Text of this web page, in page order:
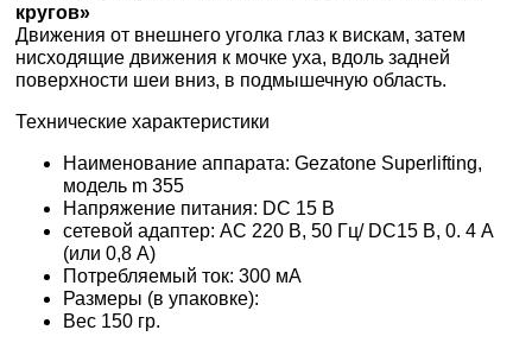
кругов»
Движения от внешнего уголка глаз к вискам, затем
нисходящие движения к мочке уха, вдоль задней
поверхности шеи вниз, в подмышечную область.
Технические характеристики
Наименование аппарата: Gezatone Superlifting,
модель m 355
Напряжение питания: DC 15 В
сетевой адаптер: АС 220 В, 50 Гц/ DC15 В, 0. 4 А
(или 0,8 А)
Потребляемый ток: 300 мА
Размеры (в упаковке):
Вес 150 гр.